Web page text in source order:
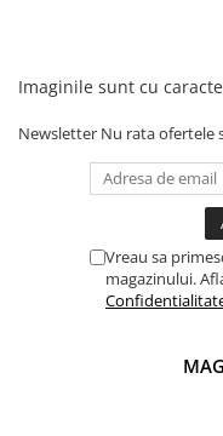
Acumulatori
Acumulatori 48V
Cauciucuri Fat Bike
Controllere
Imaginile sunt cu
Newsletter Nu rata ofertele
Vreau sa
magazinului.